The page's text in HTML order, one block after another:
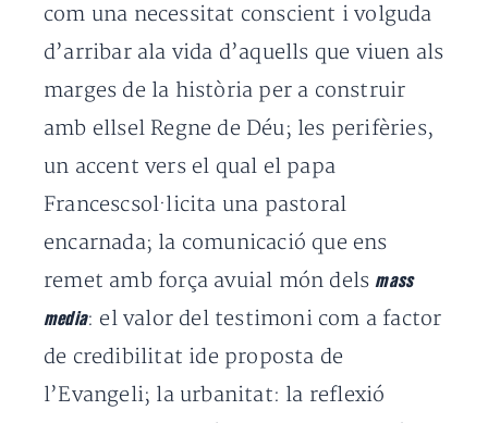
com una necessitat conscient i volguda
d’arribar ala vida d’aquells que viuen als
marges de la història per a construir
amb ellsel Regne de Déu; les perifèries,
un accent vers el qual el papa
Francescsol·licita una pastoral
encarnada; la comunicació que ens
remet amb força avuial món delsmass
media: el valor del testimoni com a factor
de credibilitat ide proposta de
l’Evangeli; la urbanitat: la reflexió